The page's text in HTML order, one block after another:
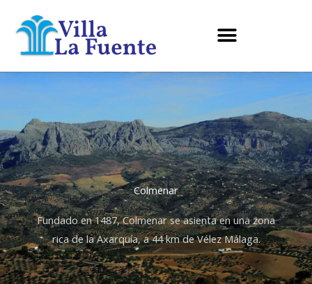
Colmenar
Fundado en 1487, Colmenar se asienta en una zona
rica de la Axarquía, a 44 km de Vélez Málaga.